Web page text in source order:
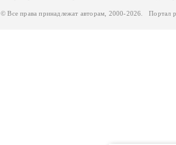
© Все права принадлежат авторам, 2000-2026. Портал